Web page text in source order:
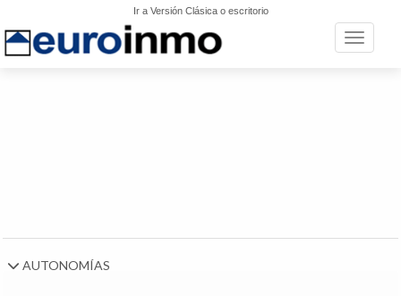
Ir a Versión Clásica o escritorio
Toggle
AUTONOMÍAS